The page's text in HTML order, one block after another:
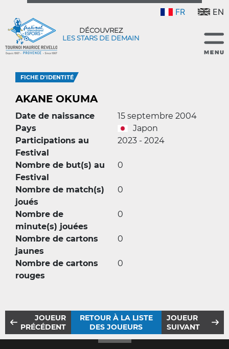
FR EN
DÉCOUVREZ
LES STARS DE DEMAIN
FICHE D'IDENTITÉ
AKANE OKUMA
Date de naissance
15 septembre 2004
Pays
Japon
Participations au
Festival
2023 - 2024
Nombre de but(s) au
Festival
0
Nombre de match(s)
joués
0
Nombre de
minute(s) jouées
0
Nombre de cartons
jaunes
0
Nombre de cartons
rouges
0
JOUEUR
PRÉCÉDENT
RETOUR À LA LISTE
DES JOUEURS
JOUEUR
SUIVANT